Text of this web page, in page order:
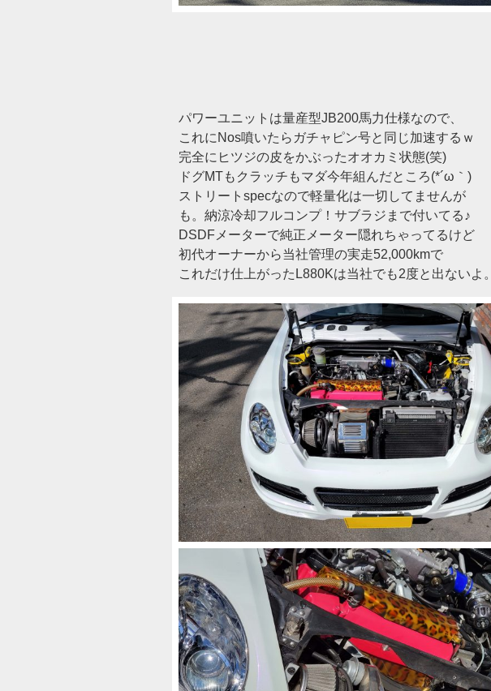
パワーユニットは量産型JB200馬力仕様なので、
これにNos噴いたらガチャピン号と同じ加速するｗ
完全にヒツジの皮をかぶったオオカミ状態(笑)
ドグMTもクラッチもマダ今年組んだところ(*´ω｀)
ストリートspecなので軽量化は一切してませんが
も。納涼冷却フルコンプ！サブラジまで付いてる♪
DSDFメーターで純正メーター隠れちゃってるけど
初代オーナーから当社管理の実走52,000kmで
これだけ仕上がったL880Kは当社でも2度と出ないよ。